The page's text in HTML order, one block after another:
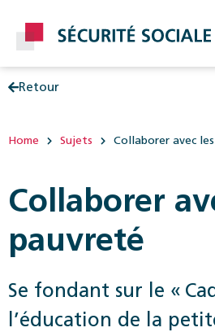
Retour
Home Sujets Collaborer avec
Collaborer
pauvreté
Se fondant sur le «
l’éducation de la